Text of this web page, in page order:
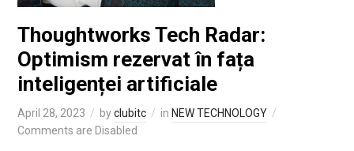
Thoughtworks Tech Radar:
Optimism rezervat în fața
inteligenței artificiale
April 28, 2023 byclubitc in NEW TECHNOLOGY
Comments are Disabled